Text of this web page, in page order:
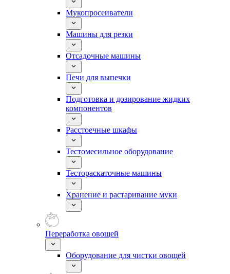
Мукопросеиватели
Машины для резки
Отсадочные машины
Печи для выпечки
Подготовка и дозирование жидких
компонентов
Расстоечные шкафы
Тестомесильное оборудование
Тестораскаточные машины
Хранение и растаривание муки
Переработка овощей
Оборудование для чистки овощей